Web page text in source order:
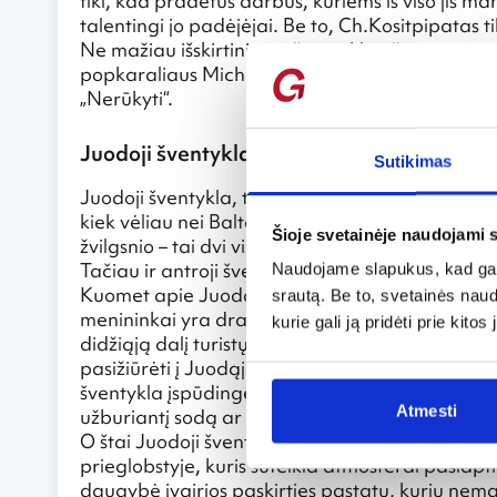
Sutikimas
Šioje svetainėje naudojami
Naudojame slapukus, kad
srautą. Be to, svetainės
kurie gali ją pridėti prie kitos
Atmesti
talentingi jo padėjėjai. Be to, Ch.Kositpipatas
Ne mažiau išskirtinis nei šventyklos išorė yra
popkaraliaus Michaelo Jacksono atvaizdą,
„Nerūkyti“.
Juodoji šventykla – kelias į tamsą
Juodoji šventykla, tailandietiškai vadinama
kiek vėliau nei Baltoji, tad natūralu, kad
žvilgsnio – tai dvi visiškai priešingos
Tačiau ir antroji šventykla buvo pradėta
Kuomet apie Juodąją šventyklą kalbėjausi su
menininkai yra draugai ir tikrai nebando
didžiąją dalį turistų ir, žinoma, pajamų. Abi šios
pasižiūrėti į Juodąją šventyklą atvyksta labai
šventykla įspūdingesnė, tačiau jos minusas
užburiantį sodą ar lipdamas laiptais į
O štai Juodoji šventykla yra gerokai toliau
prieglobstyje, kuris suteikia atmosferai
daugybė įvairios paskirties pastatų, kurių